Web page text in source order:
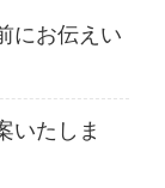
にお伝えい
いたしま